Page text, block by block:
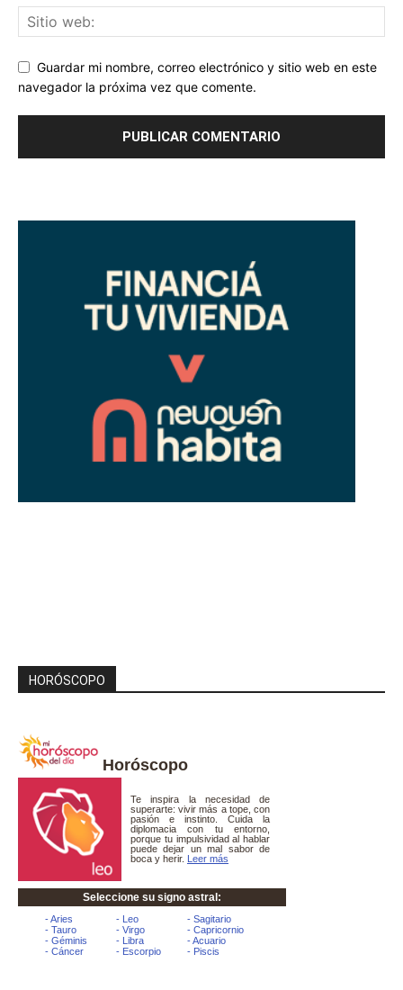
Guardar mi nombre, correo electrónico y sitio web en este
navegador la próxima vez que comente.
HORÓSCOPO
Horóscopo